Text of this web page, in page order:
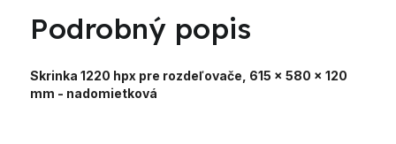
Podrobný popis
Skrinka 1220 hpx pre rozdeľovače, 615 x 580 x 120
mm - nadomietková